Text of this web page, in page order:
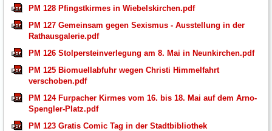
PM 128 Pfingstkirmes in Wiebelskirchen.pdf
PM 127 Gemeinsam gegen Sexismus - Ausstellung in der
Rathausgalerie.pdf
PM 126 Stolpersteinverlegung am 8. Mai in Neunkirchen.pdf
PM 125 Biomuellabfuhr wegen Christi Himmelfahrt
verschoben.pdf
PM 124 Furpacher Kirmes vom 16. bis 18. Mai auf dem Arno-
Spengler-Platz.pdf
PM 123 Gratis Comic Tag in der Stadtbibliothek